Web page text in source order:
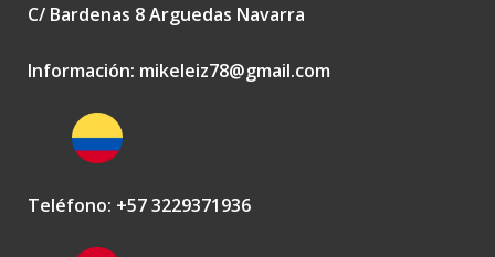
C/ Bardenas 8 Arguedas Navarra
Información: mikeleiz78@gmail.com
Teléfono: +57 3229371936